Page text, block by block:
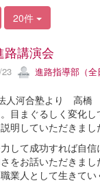
20件
路講演会
進路指導部（全
人河合塾より 高橋
目まぐるしく変化
明していただきまし
して成功すれば自
をお話いただきま
業人として生きて